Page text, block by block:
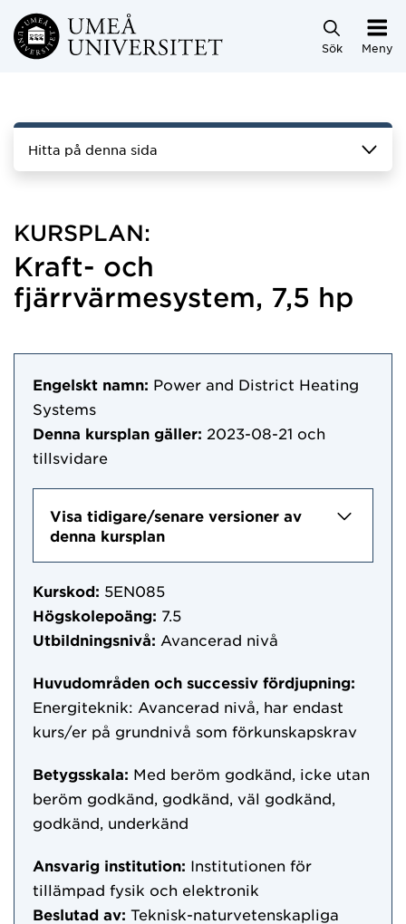
Hoppa direkt till innehållet
Sök Meny
Hitta på denna sida
KURSPLAN:
Kraft- och
fjärrvärmesystem, 7,5 hp
Engelskt namn: Power and District Heating
Systems
Denna kursplan gäller: 2023-08-21 och
tillsvidare
Visa tidigare/senare versioner av
denna kursplan
Kurskod: 5EN085
Högskolepoäng: 7.5
Utbildningsnivå: Avancerad nivå
Huvudområden och successiv fördjupning:
Energiteknik: Avancerad nivå, har endast
kurs/er på grundnivå som förkunskapskrav
Betygsskala: Med beröm godkänd, icke utan
beröm godkänd, godkänd, väl godkänd,
godkänd, underkänd
Ansvarig institution: Institutionen för
tillämpad fysik och elektronik
Beslutad av: Teknisk-naturvetenskapliga